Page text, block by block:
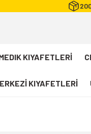
KIYAFETLERİ
KIYAFETLERİ